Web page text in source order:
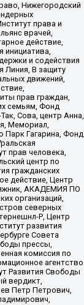
Нижегородский
права и
врачей,
действие,
инициатива,
и содействия
Линия, В защиту
движений,
прав граждан,
семьям, Фонд
Сова, центр Анна,
Мемориал,
Парк Гагарина, Фонд
прав человека,
центр по
гражданских
действие, Центр
АКАДЕМИЯ ПО
организаций,
северных
Р, Центр
развития
Совета
прессы,
комиссия по
агентство
Развития Свободы
вердикт,
Петр Петрович,